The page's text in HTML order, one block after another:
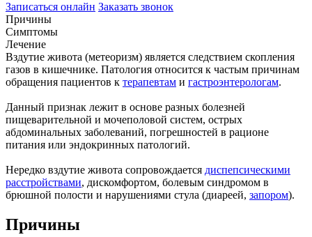
Записаться онлайн Заказать звонок
Причины
Симптомы
Лечение
Вздутие живота (метеоризм) является следствием скопления
газов в кишечнике. Патология относится к частым причинам
обращения пациентов к терапевтам и гастроэнтерологам.
Данный признак лежит в основе разных болезней
пищеварительной и мочеполовой систем, острых
абдоминальных заболеваний, погрешностей в рационе
питания или эндокринных патологий.
Нередко вздутие живота сопровождается диспепсическими
расстройствами, дискомфортом, болевым синдромом в
брюшной полости и нарушениями стула (диареей, запором).
Причины